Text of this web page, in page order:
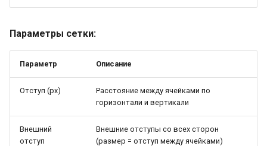
Параметры сетки:
Параметр Описание
Отступ (px)
Расстояние между ячейками по
горизонтали и вертикали
Внешний
отступ
Внешние отступы со всех сторон
(размер = отступ между ячейками)